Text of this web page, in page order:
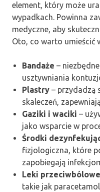
element, który może
wypadkach. Powinna
medyczne, aby
Oto, co warto umieścić
Bandaże –
usztywniania
Plastry – przydadzą
skaleczeń,
Gaziki i waciki –
jako wsparcie w
Środki
fizjologiczna, które
zapobiegają
Leki przeciwbólowe
takie jak